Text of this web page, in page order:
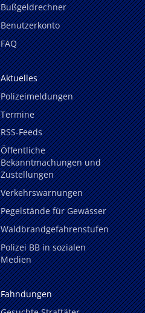
Bußgeldrechner
Benutzerkonto
FAQ
Aktuelles
Polizeimeldungen
Termine
RSS-Feeds
Öffentliche
Bekanntmachungen und
Zustellungen
Verkehrswarnungen
Pegelstände für Gewässer
Waldbrandgefahrenstufen
Polizei BB in sozialen
Medien
Fahndungen